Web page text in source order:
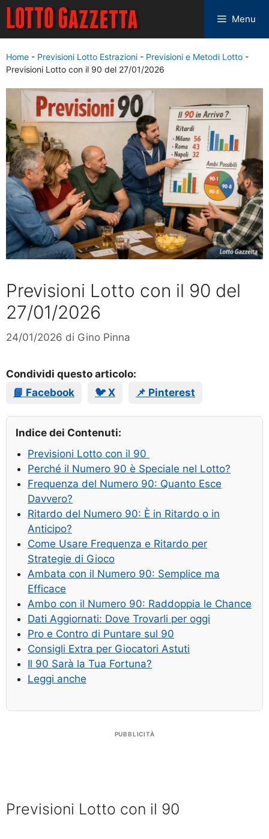
Menu
Home - Previsioni Lotto Estrazioni - Previsioni e Metodi Lotto -
Previsioni Lotto con il 90 del 27/01/2026
Previsioni Lotto con il 90 del
27/01/2026
24/01/2026 di Gino Pinna
Condividi questo articolo:
📘 Facebook
🐦 X 📌 Pinterest
Indice dei Contenuti:
Previsioni Lotto con il 90
Perché il Numero 90 è Speciale nel Lotto?
Frequenza del Numero 90: Quanto Esce
Davvero?
Ritardo del Numero 90: È in Ritardo o in
Anticipo?
Come Usare Frequenza e Ritardo per
Strategie di Gioco
Ambata con il Numero 90: Semplice ma
Efficace
Ambo con il Numero 90: Raddoppia le Chance
Dati Aggiornati: Dove Trovarli per oggi
Pro e Contro di Puntare sul 90
Consigli Extra per Giocatori Astuti
Il 90 Sarà la Tua Fortuna?
Leggi anche
PUBBLICITÀ
Previsioni Lotto con il 90